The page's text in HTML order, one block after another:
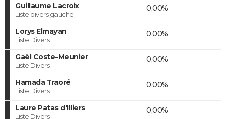
Guillaume Lacroix
Liste divers gauche
0,00%
Lorys Elmayan
Liste Divers
0,00%
Gaël Coste-Meunier
Liste Divers
0,00%
Hamada Traoré
Liste Divers
0,00%
Laure Patas d'Illiers
Liste Divers
0,00%